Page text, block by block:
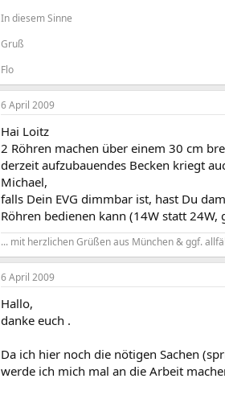
In diesem Sinne
Gruß
Flo
6 April 2009
Hai Loitz
2 Röhren machen über einem 30 cm
derzeit aufzubauendes Becken kriegt
Michael,
falls Dein EVG dimmbar ist, hast Du
Röhren bedienen kann (14W statt
... mit herzlichen Grüßen aus München & ggf.
6 April 2009
Hallo,
danke euch .
Da ich hier noch die nötigen Sachen
werde ich mich mal an die Arbeit